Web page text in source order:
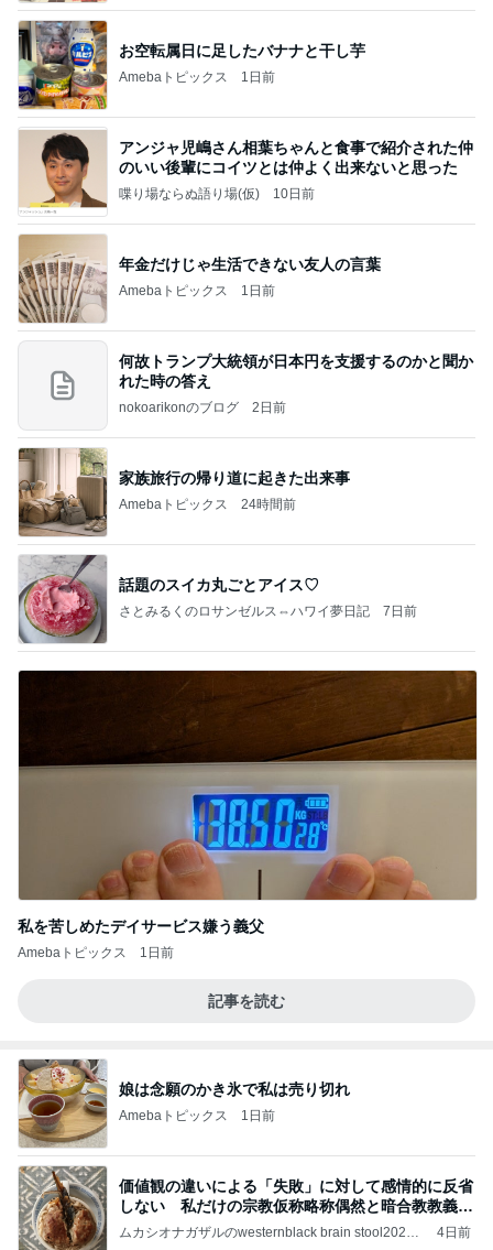
お空転属日に足したバナナと干し芋
Amebaトピックス 1日前
アンジャ児嶋さん相葉ちゃんと食事で紹介された仲
のいい後輩にコイツとは仲よく出来ないと思った
喋り場ならぬ語り場(仮) 10日前
年金だけじゃ生活できない友人の言葉
Amebaトピックス 1日前
何故トランプ大統領が日本円を支援するのかと聞か
れた時の答え
nokoarikonのブログ 2日前
家族旅行の帰り道に起きた出来事
Amebaトピックス 24時間前
話題のスイカ丸ごとアイス♡
さとみるくのロサンゼルス⇔ハワイ夢日記 7日前
私を苦しめたデイサービス嫌う義父
Amebaトピックス 1日前
記事を読む
娘は念願のかき氷で私は売り切れ
Amebaトピックス 1日前
価値観の違いによる「失敗」に対して感情的に反省
しない 私だけの宗教仮称略称偶然と暗合教教義候
補
ムカシオナガザルのwesternblack brain stool2024
4日前